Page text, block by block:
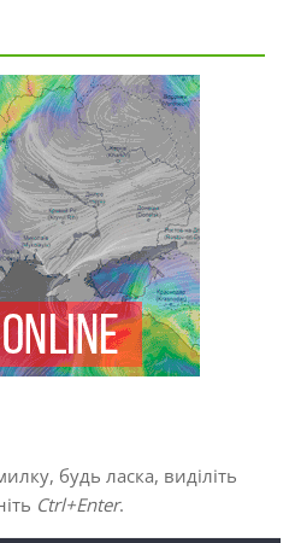
будь ласка, виділіть
Ctrl+Enter.